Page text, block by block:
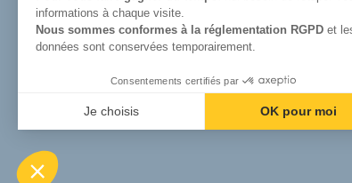
informations à chaque visite.
Nous sommes conformes à la réglementation RGPD et
données sont conservées temporairement.
Consentements certifiés par
Je choisis
OK pour moi
Plateforme de Gestion du Consentement : Personnalisez
Notre plateforme vous permet d'adapter et de gérer vos
Matériel de prairie
Auges
Aménagement bâtiment d'élevage bovin
Aménagement bâtiment veaux